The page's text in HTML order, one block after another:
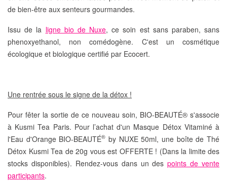
de bien-être aux senteurs gourmandes.
Issu de la ligne bio de Nuxe, ce soin est sans paraben, sans
phenoxyethanol, non comédogène. C'est un cosmétique
écologique et biologique certifié par Ecocert.
Une rentrée sous le signe de la détox !
Pour fêter la sortie de ce nouveau soin, BIO-BEAUTÉ® s'associe
à Kusmi Tea Paris. Pour l’achat d'un Masque Détox Vitaminé à
l'Eau d'Orange BIO-BEAUTÉ® by NUXE 50ml, une boîte de Thé
Détox Kusmi Tea de 20g vous est OFFERTE ! (Dans la limite des
stocks disponibles). Rendez-vous dans un despoints de vente
participants.